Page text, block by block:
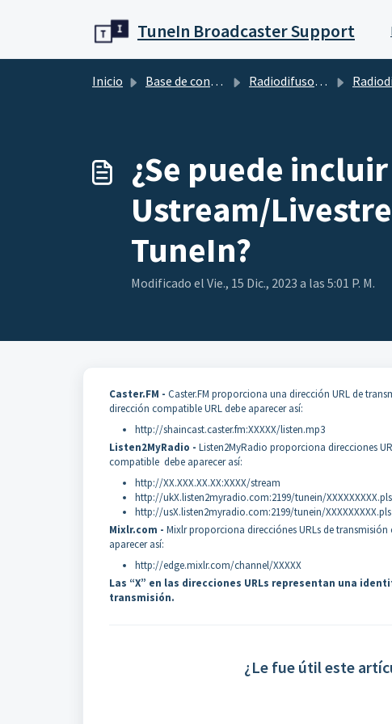
TuneIn Broadcaster Support
Inicio Base de conocimientos Radiodifusoras
¿Se puede
Ustream/
TuneIn?
Modificado el Vie., 15 Dic., 2023 a las 5:01 P. M.
Caster.FM - Caster.FM proporciona una dirección URL de
dirección compatible URL debe aparecer así:
http://shaincast.caster.fm:XXXXX/listen.mp3
Listen2MyRadio - Listen2MyRadio proporciona direcciones
compatible debe aparecer así:
http://XX.XXX.XX.XX:XXXX/stream
http://ukX.listen2myradio.com:2199/tunein/XXXXXXXXX.pls
http://usX.listen2myradio.com:2199/tunein/XXXXXXXXX.pls
Mixlr.com - Mixlr proporciona direcciónes URLs de
aparecer así:
http://edge.mixlr.com/channel/XXXXX
Las “X” en las direcciones URLs representan una
transmisión.
¿Le fue útil este